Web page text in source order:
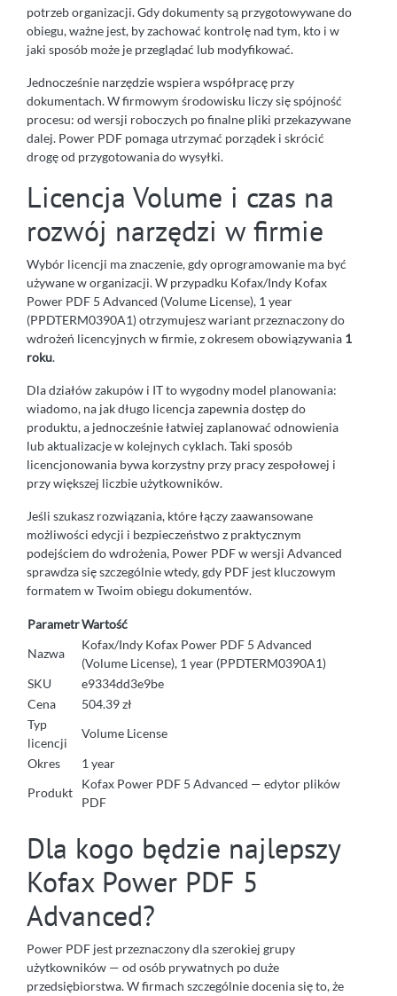
potrzeb organizacji. Gdy dokumenty są przygotowywane do
obiegu, ważne jest, by zachować kontrolę nad tym, kto i w
jaki sposób może je przeglądać lub modyfikować.
Jednocześnie narzędzie wspiera współpracę przy
dokumentach. W firmowym środowisku liczy się spójność
procesu: od wersji roboczych po finalne pliki przekazywane
dalej. Power PDF pomaga utrzymać porządek i skrócić
drogę od przygotowania do wysyłki.
Licencja Volume i czas na
rozwój narzędzi w firmie
Wybór licencji ma znaczenie, gdy oprogramowanie ma być
używane w organizacji. W przypadku Kofax/Indy Kofax
Power PDF 5 Advanced (Volume License), 1 year
(PPDTERM0390A1) otrzymujesz wariant przeznaczony do
wdrożeń licencyjnych w firmie, z okresem obowiązywania 1
roku.
Dla działów zakupów i IT to wygodny model planowania:
wiadomo, na jak długo licencja zapewnia dostęp do
produktu, a jednocześnie łatwiej zaplanować odnowienia
lub aktualizacje w kolejnych cyklach. Taki sposób
licencjonowania bywa korzystny przy pracy zespołowej i
przy większej liczbie użytkowników.
Jeśli szukasz rozwiązania, które łączy zaawansowane
możliwości edycji i bezpieczeństwo z praktycznym
podejściem do wdrożenia, Power PDF w wersji Advanced
sprawdza się szczególnie wtedy, gdy PDF jest kluczowym
formatem w Twoim obiegu dokumentów.
ParametrWartość
Nazwa
Kofax/Indy Kofax Power PDF 5 Advanced
(Volume License), 1 year (PPDTERM0390A1)
SKU
e9334dd3e9be
Cena
504.39 zł
Typ
licencji
Volume License
Okres
1 year
Produkt
Kofax Power PDF 5 Advanced — edytor plików
PDF
Dla kogo będzie najlepszy
Kofax Power PDF 5
Advanced?
Power PDF jest przeznaczony dla szerokiej grupy
użytkowników — od osób prywatnych po duże
przedsiębiorstwa. W firmach szczególnie docenia się to, że